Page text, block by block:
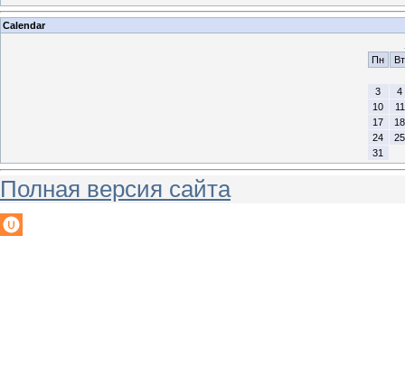
Calendar
Пн
Вт
3
4
10
11
17
18
24
25
31
Полная версия сайта